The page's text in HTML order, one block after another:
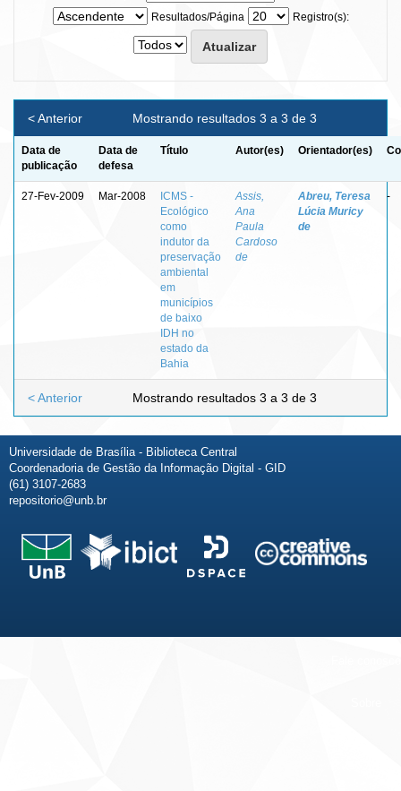
Resultados/Página
Registro(s):
Mostrando resultados 3 a 3 de 3
< Anterior
Data de
publicação
Data de
defesa
Título Autor(es) Orientador(es)
27-Fev-2009 Mar-2008
ICMS -
Ecológico
como
indutor da
preservação
ambiental
em
municípios
de baixo
IDH no
estado da
Bahia
Assis,
Ana
Paula
Cardoso
de
Abreu, Teresa
Lúcia Muricy
de
-
Mostrando resultados 3 a 3 de 3
< Anterior
Universidade de Brasília - Biblioteca Central
Coordenadoria de Gestão da Informação Digital - GID
(61) 3107-2683
repositorio@unb.br